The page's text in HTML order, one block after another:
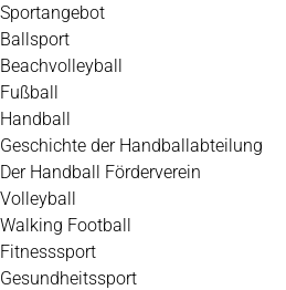
Zum
Inhalt
springen
Sportangebot
Ballsport
Beachvolleyball
Fußball
Handball
Geschichte der Handballabteilung
Der Handball Förderverein
Volleyball
Walking Football
Fitnesssport
Gesundheitssport